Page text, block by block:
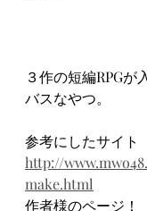
３作の短編RPGが
バスなやつ。
参考にしたサイト
http://
make.html
作者様のページ！